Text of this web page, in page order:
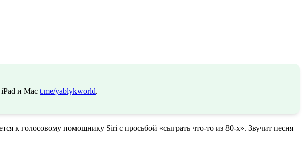
и Mac t.me/yablykworld.
к голосовому помощнику Siri с просьбой «сыграть что-то из 80-х». Звучит песня